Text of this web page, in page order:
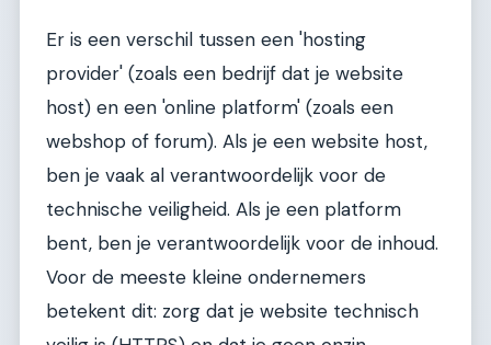
Er is een verschil tussen een 'hosting
provider' (zoals een bedrijf dat je website
host) en een 'online platform' (zoals een
webshop of forum). Als je een website host,
ben je vaak al verantwoordelijk voor de
technische veiligheid. Als je een platform
bent, ben je verantwoordelijk voor de inhoud.
Voor de meeste kleine ondernemers
betekent dit: zorg dat je website technisch